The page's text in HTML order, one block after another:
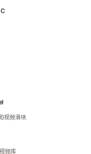
视频滑块
频库